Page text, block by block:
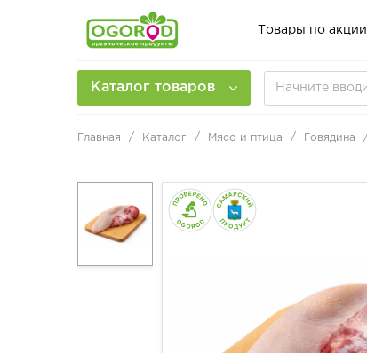
Товары по акции
Каталог товаров
Главная Каталог Мясо и птица Говядина